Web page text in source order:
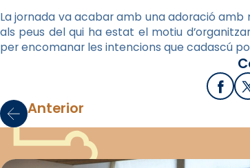
La jornada va acabar amb una adoració amb
als peus del qui ha estat el motiu
per encomanar les intencions que cadascú
Anterior